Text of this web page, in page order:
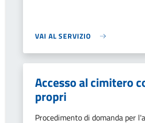
VAI AL SERVIZIO
Accesso al cimitero
propri
Procedimento di domanda per